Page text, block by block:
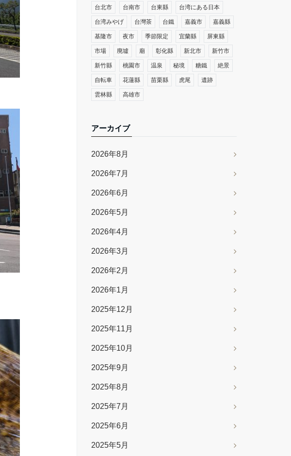
台北市 台南市 台東縣 台湾にある日本
台湾みやげ 台灣茶 台鐵 嘉義市 嘉義縣
基隆市 夜市 季節限定 宜蘭縣 屏東縣
市場 廃墟 廟 彰化縣 新北市 新竹市
新竹縣 桃園市 温泉 秘境 糖鐵 絶景
自転車 花蓮縣 苗栗縣 虎尾 遺跡
雲林縣 高雄市
アーカイブ
2026年8月
2026年7月
2026年6月
2026年5月
2026年4月
2026年3月
2026年2月
2026年1月
2025年12月
2025年11月
2025年10月
2025年9月
2025年8月
2025年7月
2025年6月
2025年5月